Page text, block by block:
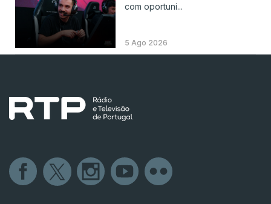
com oportuni...
5 Ago 2026